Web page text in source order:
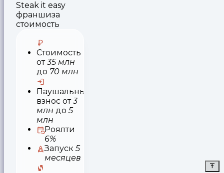
Steak it easy
франшиза
стоимость
Стоимость
от35 млн
до 70 млн
Паушальный
взнос от3
млн до 5
млн
Роялти
6%
Запуск 5
месяцев